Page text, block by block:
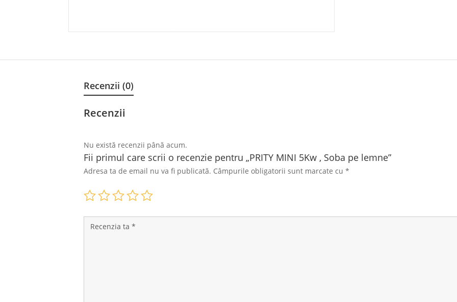
Recenzii (0)
Recenzii
Nu există recenzii până acum.
Fii primul care scrii o recenzie pentru „PRITY MINI 5Kw , Soba pe lemne”
Adresa ta de email nu va fi publicată. Câmpurile obligatorii sunt marcate cu*